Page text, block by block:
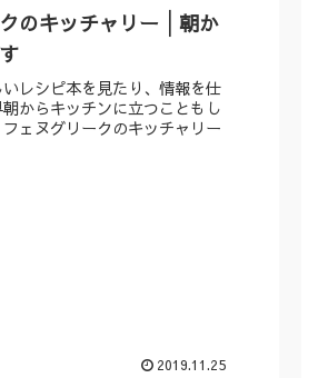
のキッチャリー│朝か
レシピ本を見たり、情報を仕
からキッチンに立つこともし
ェヌグリークのキッチャリー
2019.11.25